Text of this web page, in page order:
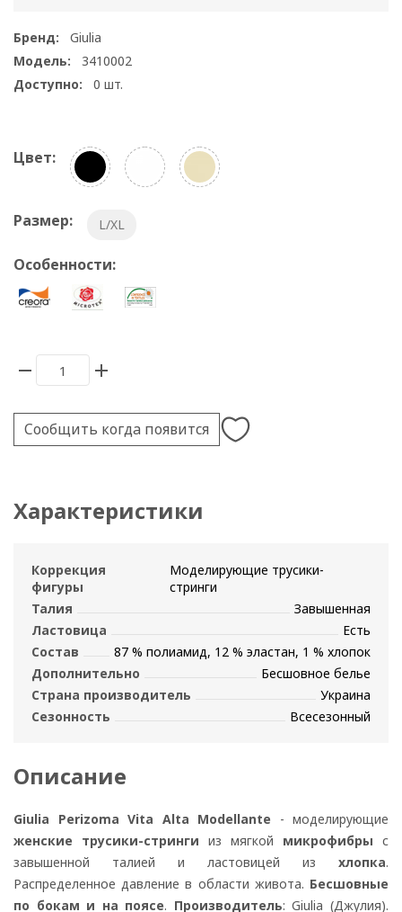
Бренд:
Giulia
Модель:
3410002
Доступно:
0 шт.
Цвет:
Размер: L/XL
Особенности:
Сообщить когда появится
Характеристики
Коррекция
фигуры
Моделирующие трусики-
стринги
Талия
Завышенная
Ластовица
Есть
Состав
87 % полиамид, 12 % эластан, 1 % хлопок
Дополнительно
Бесшовное белье
Страна производитель
Украина
Сезонность
Всесезонный
Описание
Giulia Perizoma Vita Alta Modellante - моделирующие
женские трусики-стринги из мягкой микрофибры с
завышенной талией и ластовицей из хлопка.
Распределенное давление в области живота. Бесшовные
по бокам и на поясе. Производитель: Giulia (Джулия).